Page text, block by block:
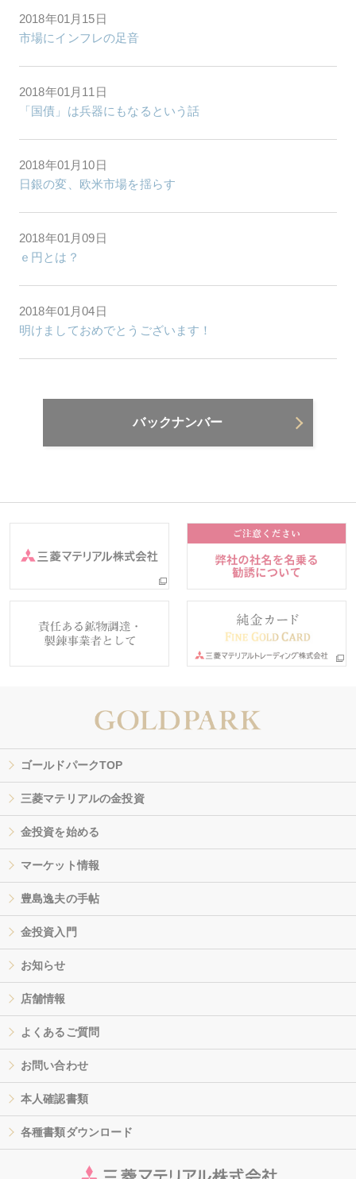
2018年01月15日
市場にインフレの足音
2018年01月11日
「国債」は兵器にもなるという話
2018年01月10日
日銀の変、欧米市場を揺らす
2018年01月09日
ｅ円とは？
2018年01月04日
明けましておめでとうございます！
バックナンバー
ゴールドパークTOP
三菱マテリアルの金投資
金投資を始める
マーケット情報
豊島逸夫の手帖
金投資入門
お知らせ
店舗情報
よくあるご質問
お問い合わせ
本人確認書類
各種書類ダウンロード